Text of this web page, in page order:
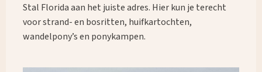
Stal Florida aan het juiste adres. Hier kun je terecht
voor strand- en bosritten, huifkartochten,
wandelpony’s en ponykampen.